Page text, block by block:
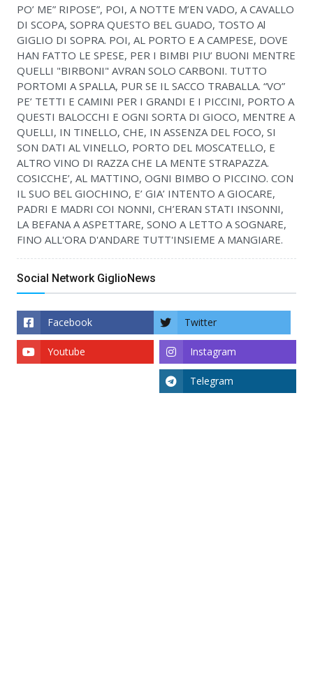
PO’ ME” RIPOSE”, POI, A NOTTE M’EN VADO, A CAVALLO
DI SCOPA, SOPRA QUESTO BEL GUADO, TOSTO Al
GIGLIO DI SOPRA. POI, AL PORTO E A CAMPESE, DOVE
HAN FATTO LE SPESE, PER I BIMBI PIU’ BUONI MENTRE
QUELLI "BIRBONI" AVRAN SOLO CARBONI. TUTTO
PORTOMI A SPALLA, PUR SE IL SACCO TRABALLA. “VO”
PE’ TETTI E CAMINI PER I GRANDI E I PICCINI, PORTO A
QUESTI BALOCCHI E OGNI SORTA DI GIOCO, MENTRE A
QUELLI, IN TINELLO, CHE, IN ASSENZA DEL FOCO, SI
SON DATI AL VINELLO, PORTO DEL MOSCATELLO, E
ALTRO VINO DI RAZZA CHE LA MENTE STRAPAZZA.
COSICCHE’, AL MATTINO, OGNI BIMBO O PICCINO. CON
IL SUO BEL GIOCHINO, E’ GIA’ INTENTO A GIOCARE,
PADRI E MADRI COI NONNI, CH’ERAN STATI INSONNI,
LA BEFANA A ASPETTARE, SONO A LETTO A SOGNARE,
FINO ALL'ORA D'ANDARE TUTT'INSIEME A MANGIARE.
Social Network GiglioNews
Facebook Twitter
Instagram
Youtube
Telegram